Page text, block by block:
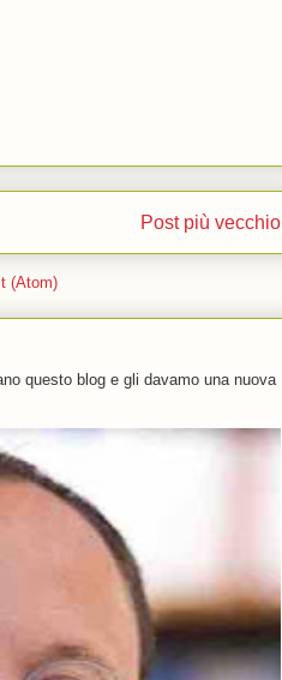
Post più vecchio
(Atom)
questo blog e gli davamo una nuova